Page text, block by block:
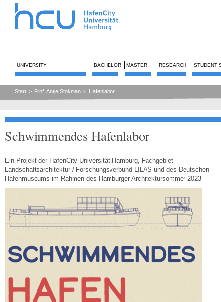
UNIVERSITY BACHELOR MASTER RESEARCH STUDENT
Start > Prof. Antje Stokman > Hafenlabor
Schwimmendes Hafenlabor
Ein Projekt der HafenCity Universität Hamburg, Fachgebiet
Landschaftsarchitektur / Forschungsverbund LILAS und des Deutschen
Hafenmuseums im Rahmen des Hamburger Architektursommer 2023